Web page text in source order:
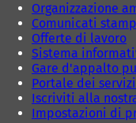
Organizzazione
Comunicati
Offerte di lavoro
Sistema
Gare d'appalto
Portale dei
Iscriviti alla
Impostazioni di